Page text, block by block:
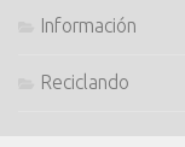
Información
Reciclando